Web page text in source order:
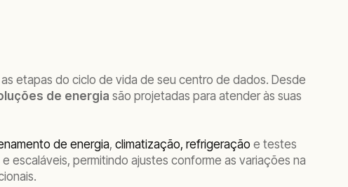
etapas do ciclo de vida de seu centro de dados. Desde
de energia são projetadas para atender às suas
de energia, climatização, refrigeração e testes
escaláveis, permitindo ajustes conforme as variações na